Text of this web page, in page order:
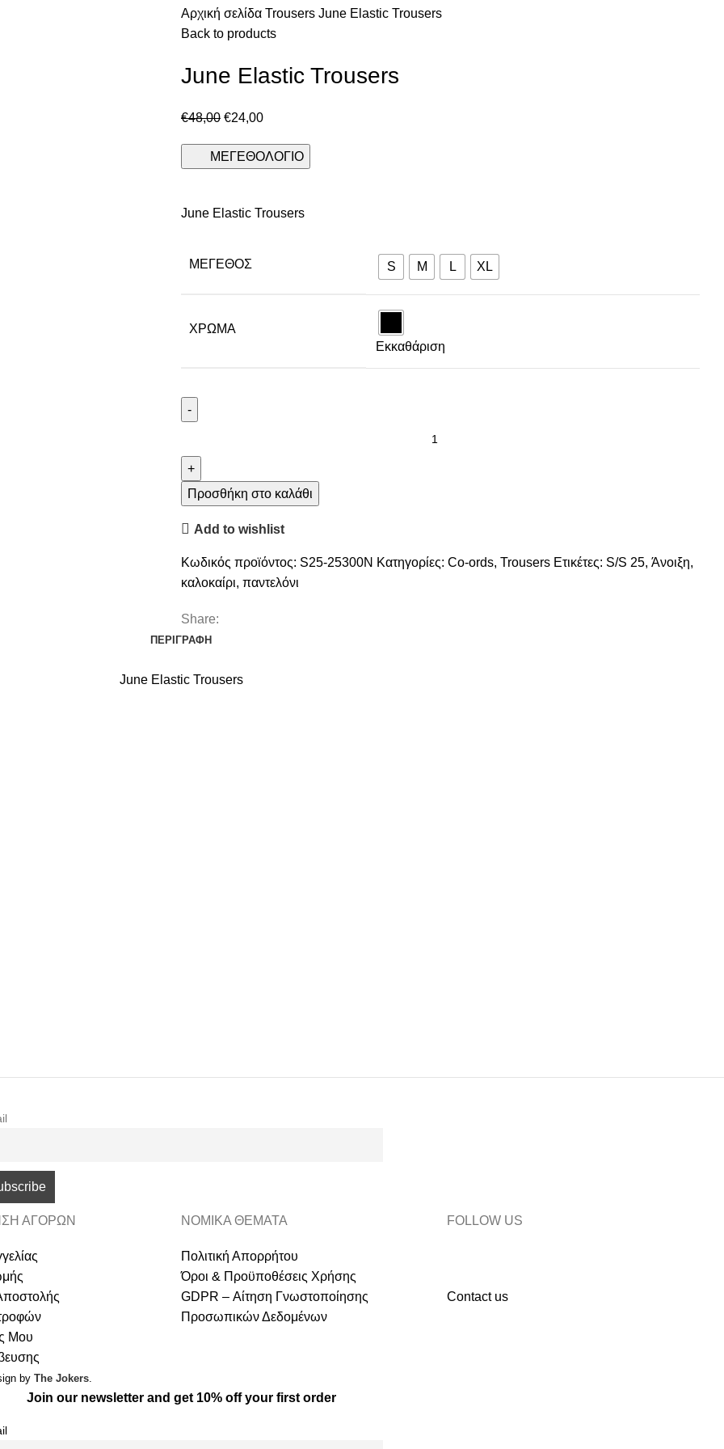
Αρχική σελίδα Trousers June Elastic Trousers
Back to products
June Elastic Trousers
€48,00 €24,00
ΜΕΓΕΘΟΛΟΓΙΟ
June Elastic Trousers
ΜΈΓΕΘΟΣ S M L XL
ΧΡΩΜΑ
Εκκαθάριση
Προσθήκη στο καλάθι
Add to wishlist
Κωδικός προϊόντος: S25-25300N Κατηγορίες: Co-ords, Trousers Ετικέτες: S/S 25, Άνοιξη,
καλοκαίρι, παντελόνι
Share:
ΠΕΡΙΓΡΑΦΉ
June Elastic Trousers
ΑΓΟΡΩΝ
Μου
ΝΟΜΙΚΑ ΘΕΜΑΤΑ
Πολιτική Απορρήτου
Όροι & Προϋποθέσεις Χρήσης
GDPR – Αίτηση Γνωστοποίησης
Προσωπικών Δεδομένων
FOLLOW US
Contact us
by The Jokers.
Join our newsletter and get 10% off your first order